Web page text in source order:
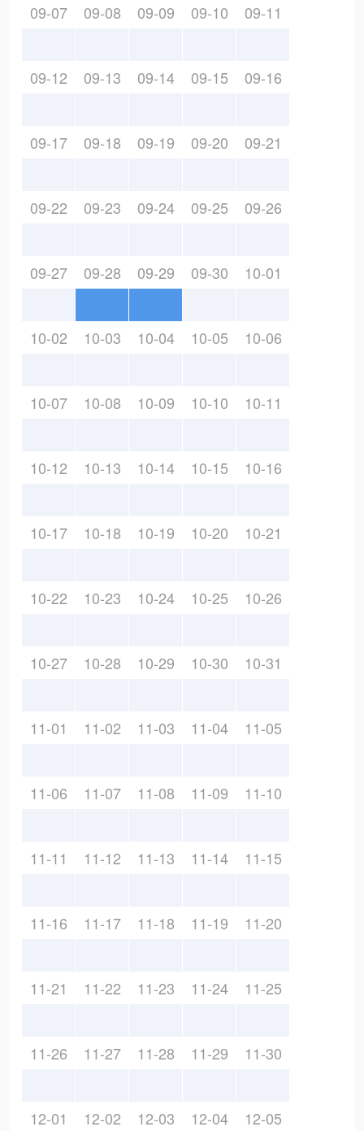
09-07 09-08 09-09 09-10 09-11
09-12 09-13 09-14 09-15 09-16
09-17 09-18 09-19 09-20 09-21
09-22 09-23 09-24 09-25 09-26
09-27 09-28 09-29 09-30 10-01
10-02 10-03 10-04 10-05 10-06
10-07 10-08 10-09 10-10 10-11
10-12 10-13 10-14 10-15 10-16
10-17 10-18 10-19 10-20 10-21
10-22 10-23 10-24 10-25 10-26
10-27 10-28 10-29 10-30 10-31
11-01 11-02 11-03 11-04 11-05
11-06 11-07 11-08 11-09 11-10
11-11 11-12 11-13 11-14 11-15
11-16 11-17 11-18 11-19 11-20
11-21 11-22 11-23 11-24 11-25
11-26 11-27 11-28 11-29 11-30
12-01 12-02 12-03 12-04 12-05